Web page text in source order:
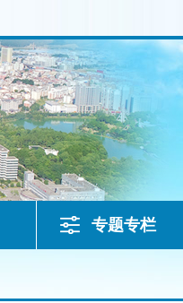
专题专栏